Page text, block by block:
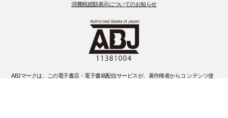
消費税総額表示についてのお知らせ
ABJマークは、この電子書店・電子書籍配信サービスが、著作権者からコ ンテンツ使